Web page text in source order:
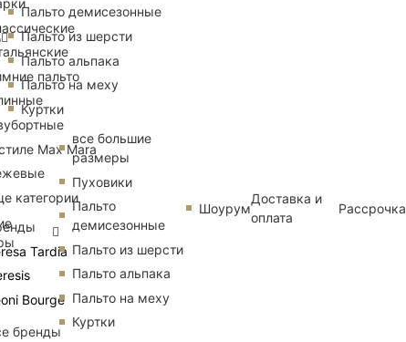
пальто
Max Mara
категории
Tardia
Bourge
бренды
Пальто демисезонные
Пальто из шерсти
Пальто альпака
Пальто на меху
Куртки
все большие
размеры
Пуховики
Пальто
демисезонные
Пальто из шерсти
Пальто альпака
Пальто на меху
Куртки
Шоурум
Доставка и
оплата
Рассрочка